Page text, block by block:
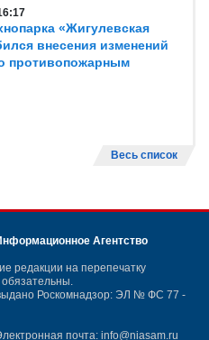
«Жигулевская
внесения изменений
противопожарным
Весь список
Агентство
редакции на перепечатку
Роскомнадзор: ЭЛ № ФС 77 -
почта: info@niasam.ru